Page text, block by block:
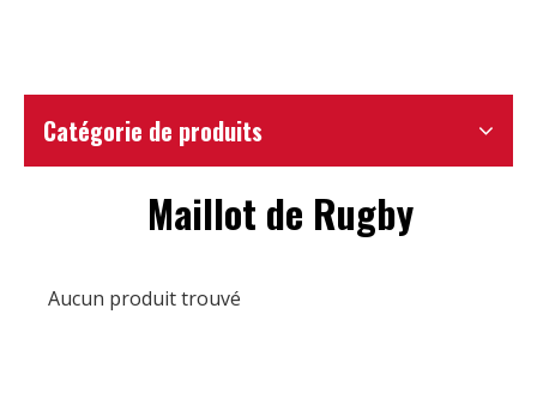
Catégorie de produits
Maillot de Rugby
Aucun produit trouvé